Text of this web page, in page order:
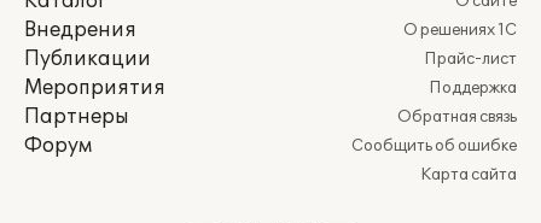
Внедрения
Публикации
Мероприятия
Партнеры
Форум
О решениях 1С
Прайс-лист
Поддержка
Обратная связь
Сообщить об ошибке
Карта сайта